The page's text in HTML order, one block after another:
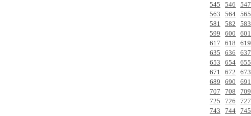
545
546 547
563
564 565
581
582 583
599
600 601
617
618 619
635
636 637
653
654 655
671
672 673
689
690 691
707
708 709
725
726 727
743
744 745